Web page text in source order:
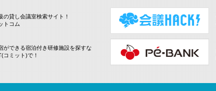
の貸し会議室検索サイト！
トコム
ができる宿泊付き研修施設を探すな
コミット)で！